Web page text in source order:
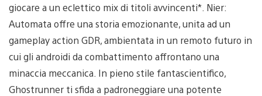
giocare a un eclettico mix di titoli avvincenti*. Nier:
Automata offre una storia emozionante, unita ad un
gameplay action GDR, ambientata in un remoto futuro in
cui gli androidi da combattimento affrontano una
minaccia meccanica. In pieno stile fantascientifico,
Ghostrunner ti sfida a padroneggiare una potente